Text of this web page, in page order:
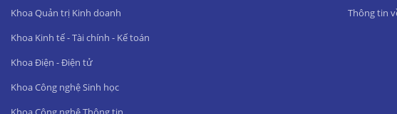
Khoa Quản trị Kinh doanh
Khoa Kinh tế - Tài chính - Kế toán
Khoa Điện - Điện tử
Khoa Công nghệ Sinh học
Thông tin